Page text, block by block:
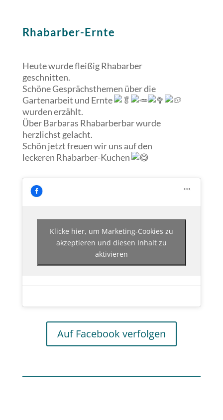
Rhabarber-Ernte
Heute wurde fleißig Rhabarber
geschnitten.
Schöne Gesprächsthemen über die
Gartenarbeit und Ernte
wurden erzählt.
Über Barbaras Rhabarberbar wurde
herzlichst gelacht.
Schön jetzt freuen wir uns auf den
leckeren Rhabarber-Kuchen
Klicke hier, um Marketing-Cookies zu
akzeptieren und diesen Inhalt zu
aktivieren
Auf Facebook verfolgen